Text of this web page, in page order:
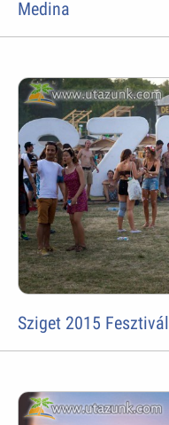
Medina
Sziget 2015 Fesztivál